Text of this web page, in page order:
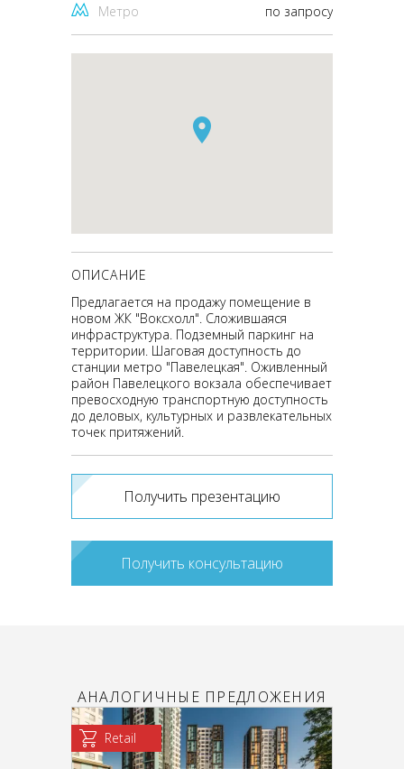
Метро по запросу
ОПИСАНИЕ
Предлагается на продажу помещение в
новом ЖК "Воксхолл". Сложившаяся
инфраструктура. Подземный паркинг на
территории. Шаговая доступность до
станции метро "Павелецкая". Оживленный
район Павелецкого вокзала обеспечивает
превосходную транспортную доступность
до деловых, культурных и развлекательных
точек притяжений.
Получить презентацию
Получить консультацию
АНАЛОГИЧНЫЕ ПРЕДЛОЖЕНИЯ
Retail